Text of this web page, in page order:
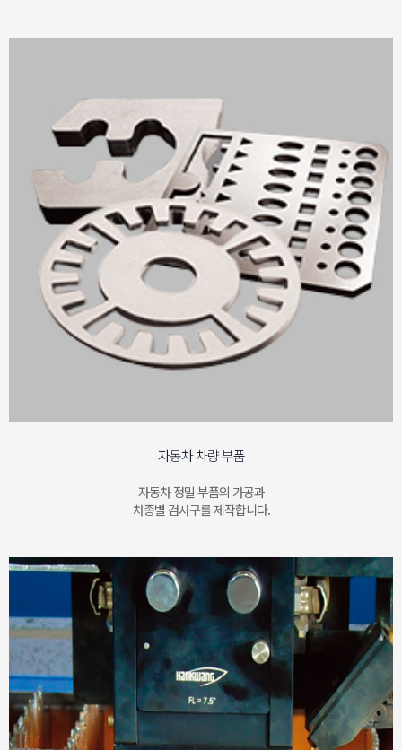
자동차 차량 부품
자동차 정밀 부품의 가공과
차종별 검사구를 제작합니다.